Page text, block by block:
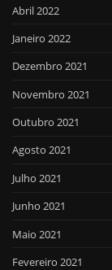
Abril 2022
Janeiro 2022
Dezembro 2021
Novembro 2021
Outubro 2021
Agosto 2021
Julho 2021
Junho 2021
Maio 2021
Fevereiro 2021